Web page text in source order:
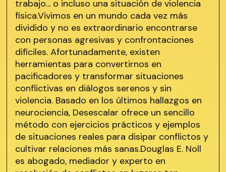
trabajo... o incluso una situación de violencia
física.Vivimos en un mundo cada vez más
dividido y no es extraordinario encontrarse
con personas agresivas y confrontaciones
difíciles. Afortunadamente, existen
herramientas para convertirnos en
pacificadores y transformar situaciones
conflictivas en diálogos serenos y sin
violencia. Basado en los últimos hallazgos en
neurociencia, Desescalar ofrece un sencillo
método con ejercicios prácticos y ejemplos
de situaciones reales para disipar conflictos y
cultivar relaciones más sanas.Douglas E. Noll
es abogado, mediador y experto en